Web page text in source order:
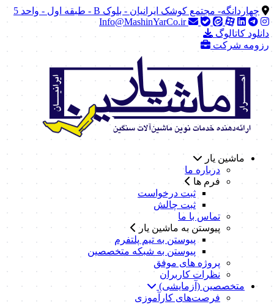
چهاردانگه- مجتمع کوشک ایرانیان - بلوک B - طبقه اول - واحد 5
Info@MashinYarCo.ir
دانلود کاتالوگ
رزومه شرکت
ماشین یار
درباره ما
فرم ها
ثبت درخواست
ثبت چالش
تماس با ما
پیوستن به ماشین یار
پیوستن به تیم پلتفرم
پیوستن به شبکه متخصصین
پروژه های موفق
نظرات کاربران
متخصصین (آزمایشی)
فرصت‌های کارآموزی